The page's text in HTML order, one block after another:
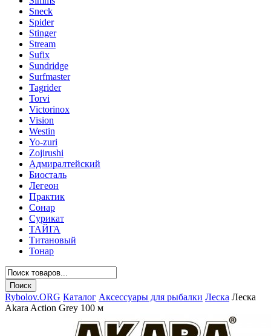
Sneck
Spider
Stinger
Stream
Sufix
Sundridge
Surfmaster
Tagrider
Torvi
Victorinox
Vision
Westin
Yo-zuri
Zojirushi
Адмиралтейский
Биосталь
Легеон
Практик
Сонар
Сурикат
ТАЙГА
Титановый
Тонар
Rybolov.ORG Каталог Аксессуары для рыбалки Леска Леска
Akara Action Grey 100 м